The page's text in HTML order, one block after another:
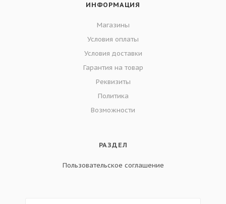
ИНФОРМАЦИЯ
Магазины
Условия оплаты
Условия доставки
Гарантия на товар
Реквизиты
Политика
Возможности
РАЗДЕЛ
Пользовательское соглашение